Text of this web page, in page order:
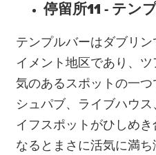
停留所11 - テン
テンプルバーはダブリ
イメント地区であり、
気のあるスポットの一
シュパブ、ライブハウ
イフスポットがひしめ
なるとまさに活気に満ち